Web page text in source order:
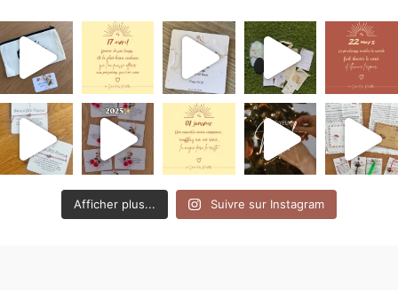
Afficher plus... Suivre sur Instagram